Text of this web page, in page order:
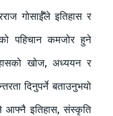
गोसाईँले इतिहास र
पहिचान कमजोर हुने
खोज, अध्ययन र
दिनुपर्ने बताउनुभयो
आफ्नै इतिहास, संस्कृति